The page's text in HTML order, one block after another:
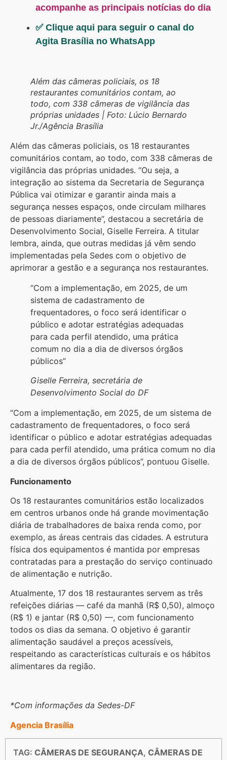
acompanhe as principais notícias do dia
✅ Clique aqui para seguir o canal do
Agita Brasília no WhatsApp
Além das câmeras policiais, os 18
restaurantes comunitários contam, ao
todo, com 338 câmeras de vigilância das
próprias unidades | Foto: Lúcio Bernardo
Jr./Agência Brasília
Além das câmeras policiais, os 18 restaurantes
comunitários contam, ao todo, com 338 câmeras de
vigilância das próprias unidades. “Ou seja, a
integração ao sistema da Secretaria de Segurança
Pública vai otimizar e garantir ainda mais a
segurança nesses espaços, onde circulam milhares
de pessoas diariamente”, destacou a secretária de
Desenvolvimento Social, Giselle Ferreira. A titular
lembra, ainda, que outras medidas já vêm sendo
implementadas pela Sedes com o objetivo de
aprimorar a gestão e a segurança nos restaurantes.
“Com a implementação, em 2025, de um
sistema de cadastramento de
frequentadores, o foco será identificar o
público e adotar estratégias adequadas
para cada perfil atendido, uma prática
comum no dia a dia de diversos órgãos
públicos”
Giselle Ferreira, secretária de
Desenvolvimento Social do DF
“Com a implementação, em 2025, de um sistema de
cadastramento de frequentadores, o foco será
identificar o público e adotar estratégias adequadas
para cada perfil atendido, uma prática comum no dia
a dia de diversos órgãos públicos”, pontuou Giselle.
Funcionamento
Os 18 restaurantes comunitários estão localizados
em centros urbanos onde há grande movimentação
diária de trabalhadores de baixa renda como, por
exemplo, as áreas centrais das cidades. A estrutura
física dos equipamentos é mantida por empresas
contratadas para a prestação do serviço continuado
de alimentação e nutrição.
Atualmente, 17 dos 18 restaurantes servem as três
refeições diárias — café da manhã (R$ 0,50), almoço
(R$ 1) e jantar (R$ 0,50) —, com funcionamento
todos os dias da semana. O objetivo é garantir
alimentação saudável a preços acessíveis,
respeitando as características culturais e os hábitos
alimentares da região.
*Com informações da Sedes-DF
Agencia Brasília
TAG: CÂMERAS DE SEGURANÇA, CÂMERAS DE